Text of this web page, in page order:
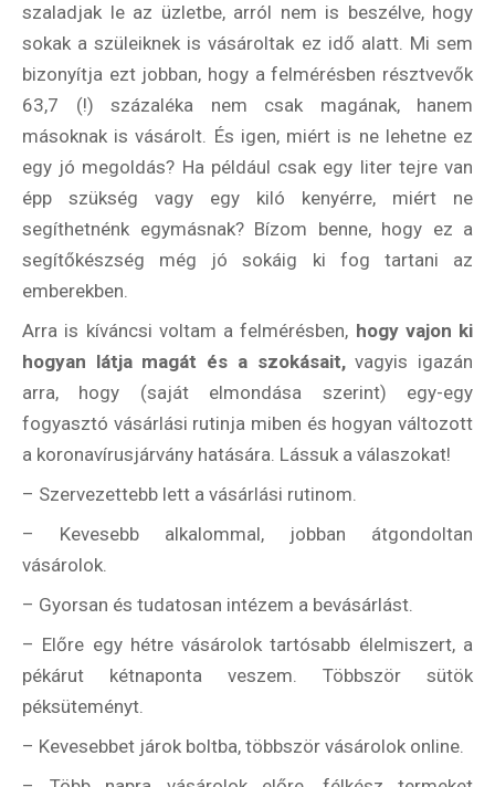
Hírlevél
Email Cím*
Válaszd ki az ajándékod amit
Világkörüli
ízutazás
Külföldre
Kaland -
Utazási
Élmény
szaladjak le az üzletbe, arról nem is beszélve, hogy
sokak a szüleiknek is vásároltak ez idő alatt. Mi sem
bizonyítja ezt jobban, hogy a felmérésben résztvevők
63,7 (!) százaléka nem csak magának, hanem
másoknak is vásárolt. És igen, miért is ne lehetne ez
egy jó megoldás? Ha például csak egy liter tejre van
épp szükség vagy egy kiló kenyérre, miért ne
segíthetnénk egymásnak? Bízom benne, hogy ez a
segítőkészség még jó sokáig ki fog tartani az
emberekben.
Arra is kíváncsi voltam a felmérésben, hogy vajon ki
hogyan látja magát és a szokásait,vagyis igazán
arra, hogy (saját elmondása szerint) egy-egy
fogyasztó vásárlási rutinja miben és hogyan változott
a koronavírusjárvány hatására. Lássuk a válaszokat!
– Szervezettebb lett a vásárlási rutinom.
– Kevesebb alkalommal, jobban átgondoltan
vásárolok.
– Gyorsan és tudatosan intézem a bevásárlást.
– Előre egy hétre vásárolok tartósabb élelmiszert, a
pékárut kétnaponta veszem. Többször sütök
péksüteményt.
– Kevesebbet járok boltba, többször vásárolok online.